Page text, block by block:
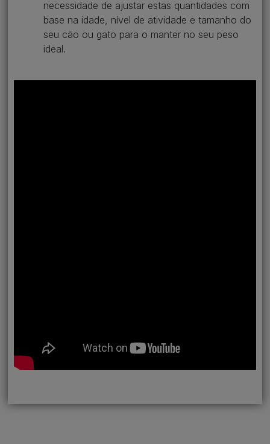
necessidade de ajustar estas quantidades com
base na idade, nível de atividade e tamanho do
seu cão ou gato para o manter no seu peso
ideal.